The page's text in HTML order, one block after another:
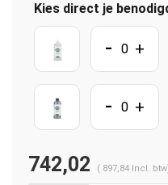
Kies direct je
- +
- +
742,02 ( 897,84 Incl.